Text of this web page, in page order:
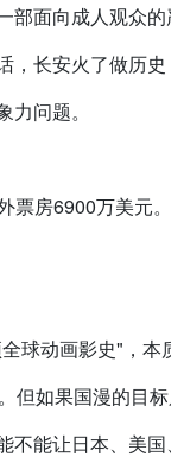
部面向成人观众
，长安火了做历
问题。
票房6900万美元。
球动画影史"，
但如果国漫的目
不能让日本、美